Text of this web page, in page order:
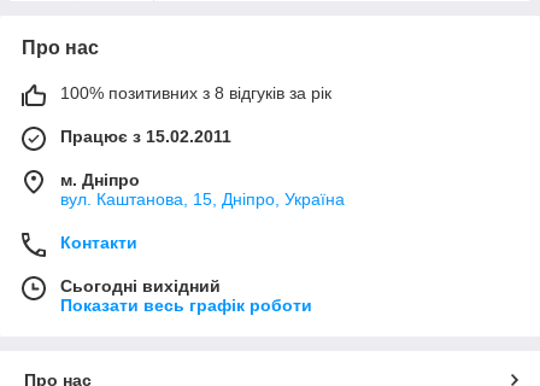
Про нас
100% позитивних з 8 відгуків за рік
Працює з 15.02.2011
м. Дніпро
вул. Каштанова, 15, Дніпро, Україна
Контакти
Сьогодні вихідний
Показати весь графік роботи
Про нас